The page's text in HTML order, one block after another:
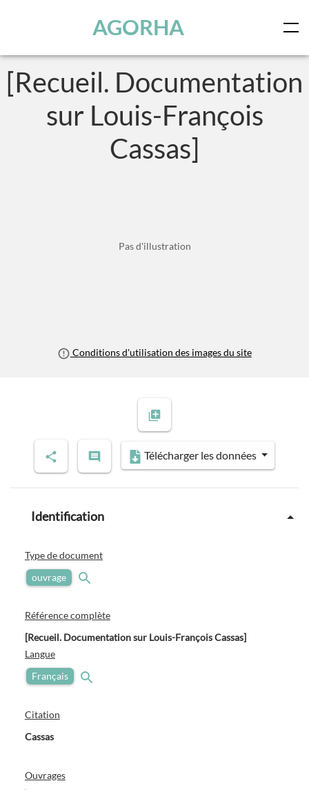
AGORHA
[Recueil. Documentation
sur Louis-François
Cassas]
Pas d'illustration
Conditions d'utilisation des images du site
Télécharger les données
Identification
Type de document
ouvrage
Référence complète
[Recueil. Documentation sur Louis-François Cassas]
Langue
Français
Citation
Cassas
Ouvrages